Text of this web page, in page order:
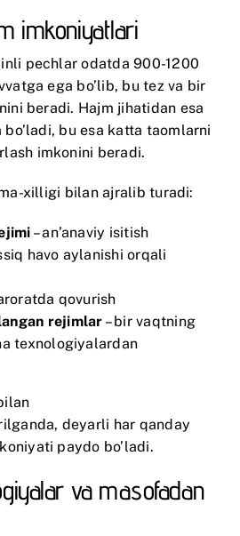
imkoniyatlari
pechlar odatda 900-1200
ega bo’lib, bu tez va bir
beradi. Hajm jihatidan esa
bu esa katta taomlarni
imkonini beradi.
xilligi bilan ajralib turadi:
– an’anaviy isitish
havo aylanishi orqali
qovurish
rejimlar – bir vaqtning
texnologiyalardan
deyarli har qanday
paydo bo’ladi.
va masofadan